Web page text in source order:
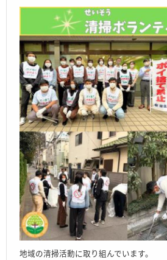
地域の清掃活動に取り組んでいます。